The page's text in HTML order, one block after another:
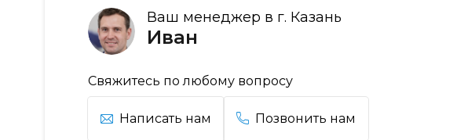
Ваш менеджер в г. Казань
Иван
Свяжитесь по любому вопросу
Написать нам Позвонить нам